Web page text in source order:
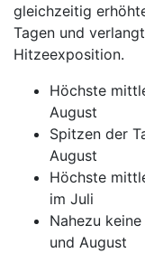
gleichzeitig
Tagen und
Hitzeexposition.
Höchste
August
Spitzen der
August
Höchste
im Juli
Nahezu
und August